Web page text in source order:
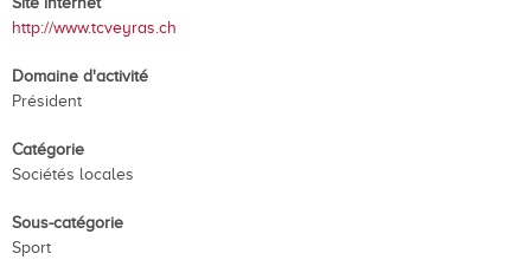
http://www.tcveyras.ch
Domaine d'activité
Président
Catégorie
Sociétés locales
Sous-catégorie
Sport